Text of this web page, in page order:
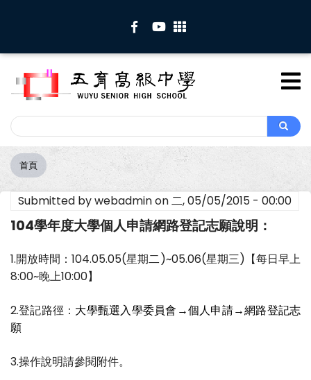
內
Search
Search
導
航
連
結
首頁
Submitted bywebadminon二, 05/05/2015 - 00:00
104學年度大學個人申請網路登記志願說明：
1.開放時間：104.05.05(星期二)~05.06(星期三)【每日早上
8:00~睌上10:00】
2.登記路徑： 大學甄選入學委員會→個人申請→網路登記志
願
3.操作說明請參閱附件。